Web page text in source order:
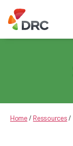
Home/ Ressources /